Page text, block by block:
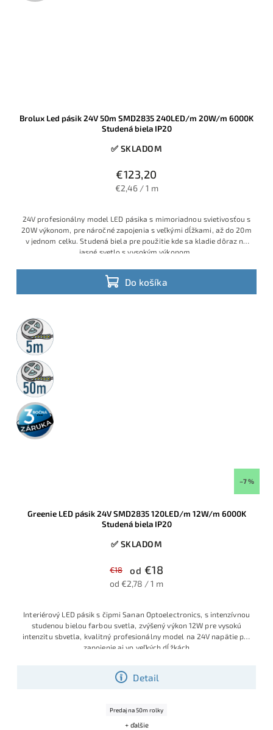
Brolux Led pásik 24V 50m SMD2835 240LED/m 20W/m 6000K
Studená biela IP20
✅ SKLADOM
€123,20
€2,46 / 1 m
Do košíka
24V profesionálny model LED pásika s mimoriadnou svietivosťou s
20W výkonom, pre náročné zapojenia s veľkými dĺžkami, až do 20m
v jednom celku. Studená biela pre použitie kde sa kladie dôraz na
jasné svetlo s vysokým výkonom.
5m
rolka
50m
rolka
3 roky
záruka
–7 %
Greenie LED pásik 24V SMD2835 120LED/m 12W/m 6000K
Studená biela IP20
✅ SKLADOM
€18 od €18
od €2,78 / 1 m
Detail
Interiérový LED pásik s čipmi Sanan Optoelectronics, s intenzívnou
studenou bielou farbou svetla, zvýšený výkon 12W pre vysokú
intenzitu sbvetla, kvalitný profesionálny model na 24V napätie pre
zapojenie aj vo veľkých dĺžkách
Predaj na 50m rolky
+ ďalšie